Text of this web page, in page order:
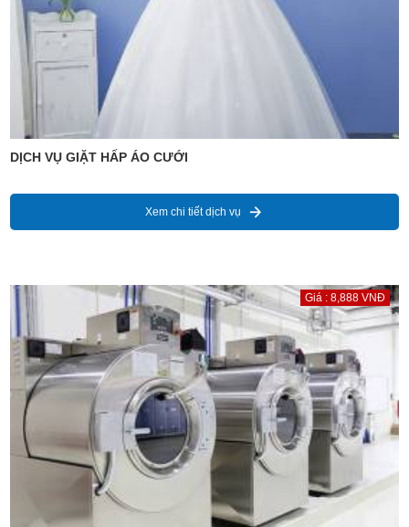
DỊCH VỤ GIẶT HẤP ÁO CƯỚI
Xem chi tiết dịch vụ
Giá : 8,888 VNĐ